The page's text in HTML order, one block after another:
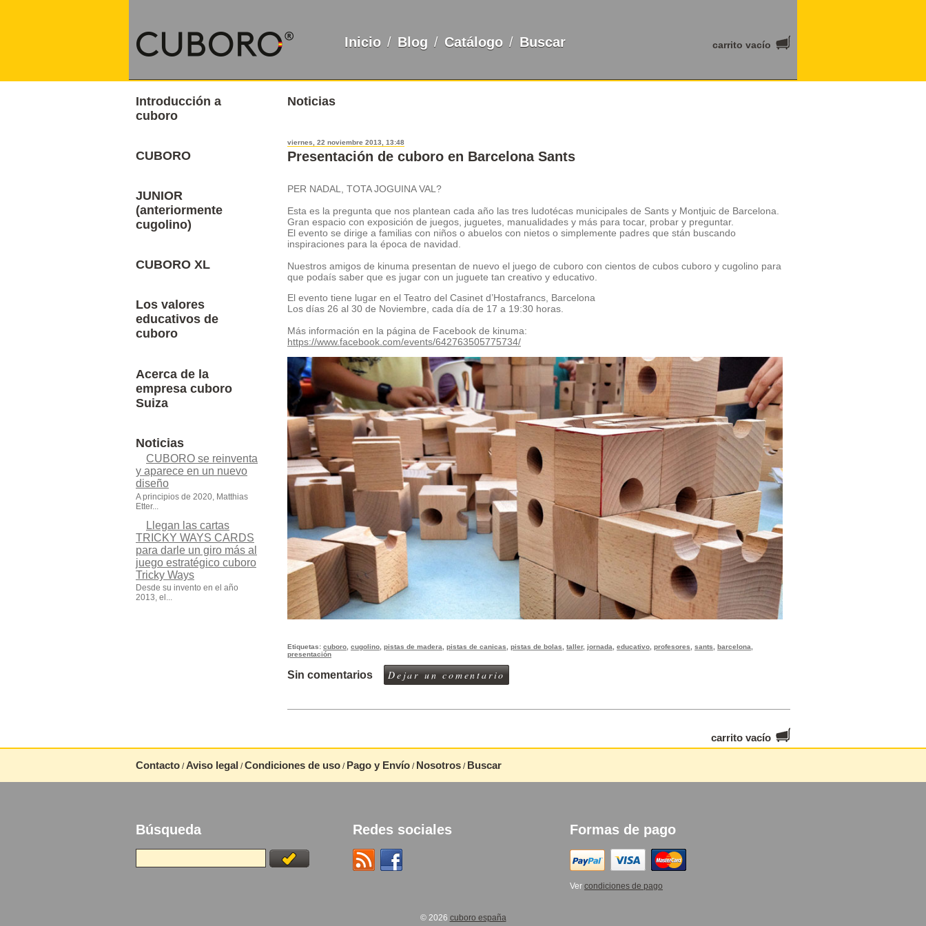
Inicio / Blog / Catálogo / Buscar carrito vacío
Introducción a
cuboro
CUBORO
JUNIOR
(anteriormente
cugolino)
CUBORO XL
Los valores
educativos de
cuboro
Acerca de la
empresa cuboro
Suiza
Noticias
CUBORO se reinventa
y aparece en un nuevo
diseño
A principios de 2020, Matthias
Etter...
Llegan las cartas
TRICKY WAYS CARDS
para darle un giro más al
juego estratégico cuboro
Tricky Ways
Desde su invento en el año
2013, el...
Noticias
viernes, 22 noviembre 2013, 13:48
Presentación de cuboro en Barcelona Sants
PER NADAL, TOTA JOGUINA VAL?
Esta es la pregunta que nos plantean cada año las tres ludotécas municipales de Sants y Montjuic de Barcelona.
Gran espacio con exposición de juegos, juguetes, manualidades y más para tocar, probar y preguntar.
El evento se dirige a familias con niños o abuelos con nietos o simplemente padres que stán buscando
inspiraciones para la época de navidad.
Nuestros amigos de kinuma presentan de nuevo el juego de cuboro con cientos de cubos cuboro y cugolino para
que podaís saber que es jugar con un juguete tan creativo y educativo.
El evento tiene lugar en el Teatro del Casinet d’Hostafrancs, Barcelona
Los días 26 al 30 de Noviembre, cada día de 17 a 19:30 horas.
Más información en la página de Facebook de kinuma:
https://www.facebook.com/events/642763505775734/
Etiquetas: cuboro, cugolino, pistas de madera, pistas de canicas, pistas de bolas, taller, jornada, educativo, profesores, sants, barcelona,
presentación
Sin comentarios Dejar un comentario
carrito vacío
Contacto /Aviso legal /Condiciones de uso / Pago y Envío / Nosotros / Buscar
Búsqueda Redes sociales Formas de pago
Ver condiciones de pago
© 2026 cuboro españa